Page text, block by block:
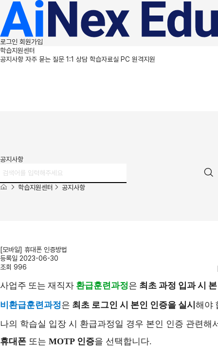
로그인 회원가입
학습지원센터
공지사항 자주 묻는 질문 1:1 상담 학습자료실 PC 원격지원
공지사항
학습지원센터 공지사항
[모바일] 휴대폰 인증방법
등록일 2023-06-30
조회 996
사업주 또는 재직자 환급훈련과정은 최초 과정 입과 시
비환급훈련과정은 최초 로그인 시 본인 인증을 실시 해야
나의 학습실 입장 시 환급과정일 경우 본인 인증 관련해
휴대폰 또는 MOTP 인증을 선택합니다.